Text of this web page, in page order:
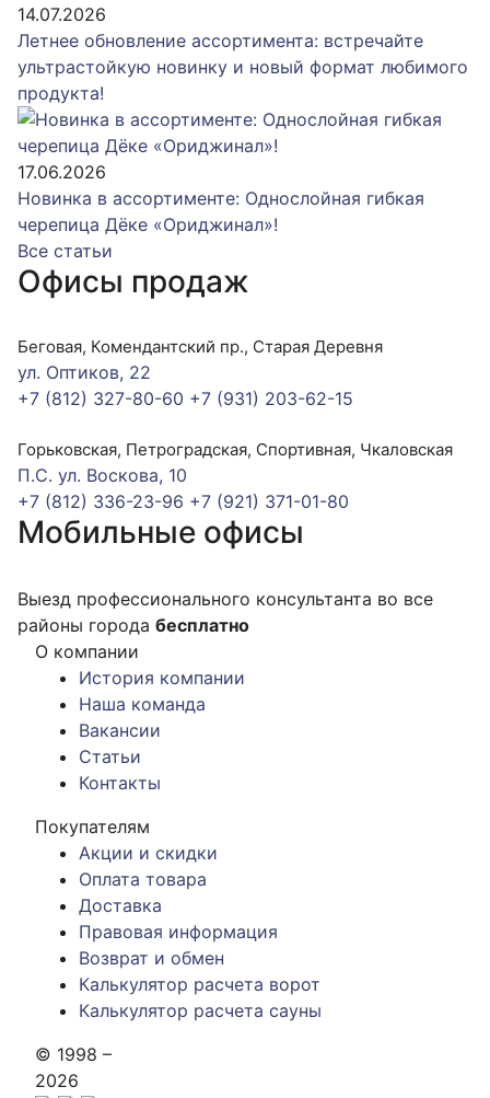
14.07.2026
Летнее обновление ассортимента: встречайте
ультрастойкую новинку и новый формат любимого
продукта!
17.06.2026
Новинка в ассортименте: Однослойная гибкая
черепица Дёке «Ориджинал»!
Все статьи
Офисы продаж
Беговая, Комендантский пр., Старая Деревня
ул. Оптиков, 22
+7 (812) 327-80-60 +7 (931) 203-62-15
Горьковская, Петроградская, Спортивная, Чкаловская
П.С. ул. Воскова, 10
+7 (812) 336-23-96 +7 (921) 371-01-80
Мобильные офисы
Выезд профессионального консультанта во все
районы города бесплатно
О компании
История компании
Наша команда
Вакансии
Статьи
Контакты
Покупателям
Акции и скидки
Оплата товара
Доставка
Правовая информация
Возврат и обмен
Калькулятор расчета ворот
Калькулятор расчета сауны
© 1998 –
2026